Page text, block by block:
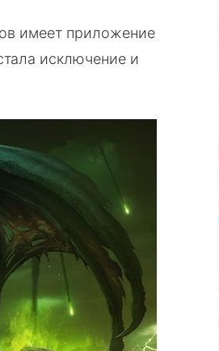
имеет приложение
исключение и